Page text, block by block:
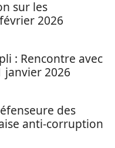
sur les
2026
: Rencontre avec
janvier 2026
des
anti-corruption